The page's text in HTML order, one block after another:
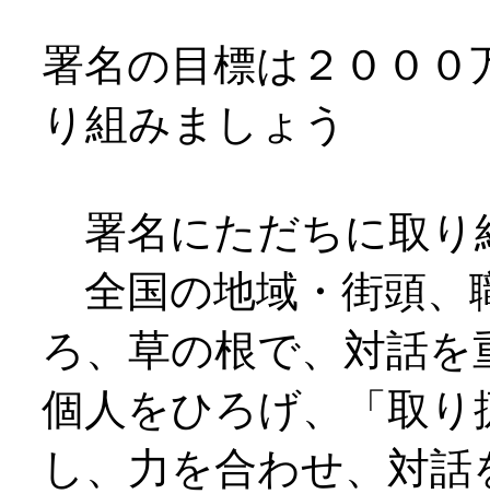
署名の目標は２００
り組みましょう
署名にただちに取り
全国の地域・街頭、
ろ、草の根で、対話
個人をひろげ、「取
し、力を合わせ、対